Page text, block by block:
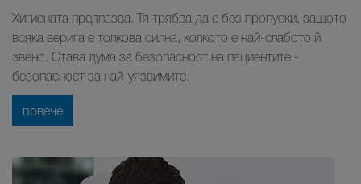
Хигиената предпазва. Тя трябва да е без пропуски, защото
всяка верига е толкова силна, колкото е най-слабото й
звено. Става дума за безопасност на пациентите -
безопасност за най-уязвимите.
повече